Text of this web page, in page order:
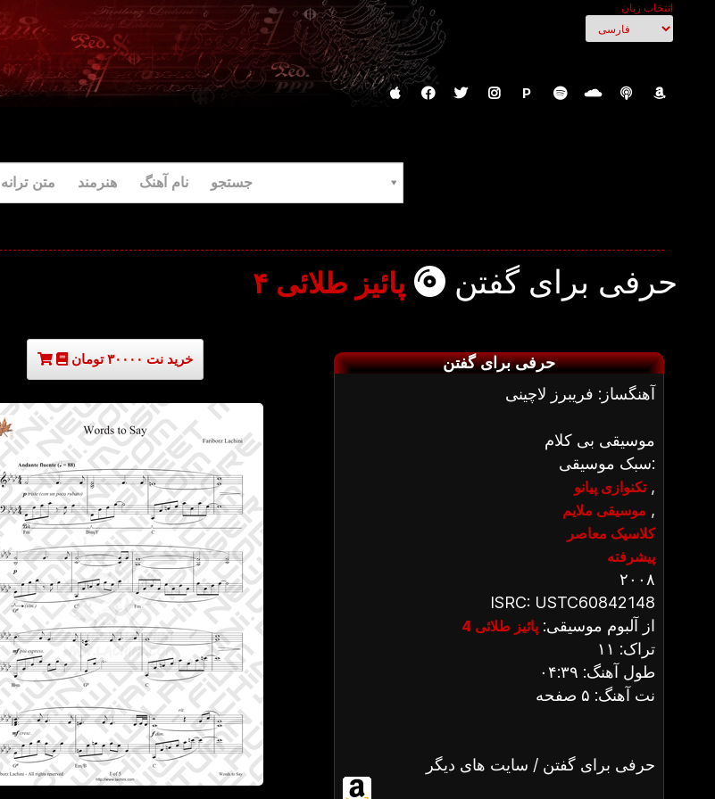
انتخاب زبان
P
جستجو نام آهنگ هنرمند متن ترانه
حرفی برای گفتن پائیز طلائی ۴
خرید نت ۳۰۰۰۰ تومان حرفی برای گفتن
آهنگساز: فریبرز لاچینی
موسیقی بی کلام
سبک موسیقی:
تکنوازی پیانو,
موسیقی ملایم ,
کلاسیک معاصر
پیشرفته
۲۰۰۸
ISRC: USTC60842148
از آلبوم موسیقی: پائیز طلائی 4
تراک: ۱۱
طول آهنگ: ۰۴:۳۹
نت آهنگ: ۵ صفحه
حرفی برای گفتن / سایت های دیگر